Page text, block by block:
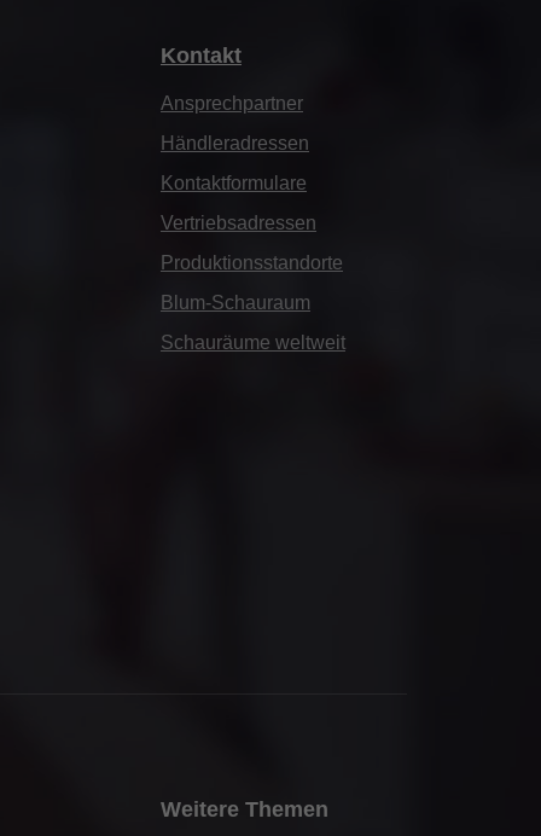
Kontakt
Ansprechpartner
Händleradressen
Kontaktformulare
Vertriebsadressen
Produktionsstandorte
Blum-Schauraum
Schauräume weltweit
Weitere Themen